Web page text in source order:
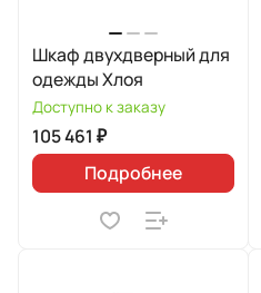
Шкаф двухдверный для
одежды Хлоя
Доступно к заказу
105 461 ₽
Подробнее